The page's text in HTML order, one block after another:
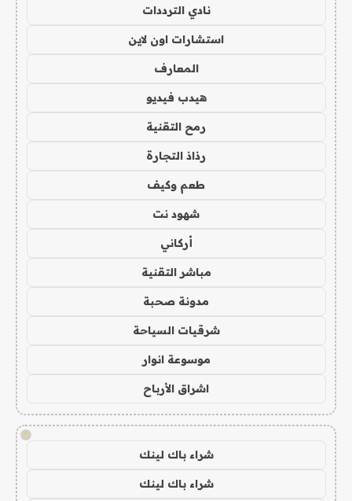
نادي الترددات
استشارات اون لاين
المعارف
هيدب فيديو
رمح التقنية
رذاذ التجارة
طعم وكيف
شهود نت
أركاني
مباشر التقنية
مدونة صحبة
شرقيات السياحة
موسوعة انوار
اشراق الأرباح
!
شراء باك لينك
شراء باك لينك